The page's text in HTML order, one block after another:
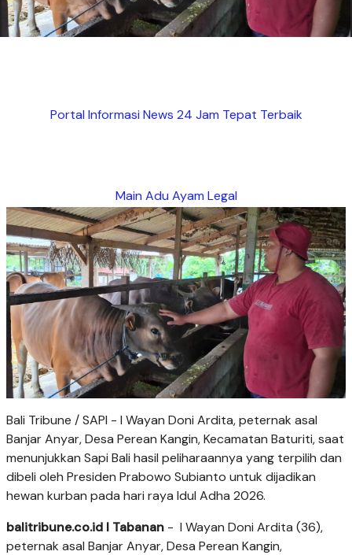
Portal Informasi News 24 Jam Tepat Terbaik
Main Adu Ayam Legal
Bali Tribune / SAPI - I Wayan Doni Ardita, peternak asal
Banjar Anyar, Desa Perean Kangin, Kecamatan Baturiti, saat
menunjukkan Sapi Bali hasil peliharaannya yang terpilih dan
dibeli oleh Presiden Prabowo Subianto untuk dijadikan
hewan kurban pada hari raya Idul Adha 2026.
balitribune.co.id I Tabanan - I Wayan Doni Ardita (36),
peternak asal Banjar Anyar, Desa Perean Kangin,